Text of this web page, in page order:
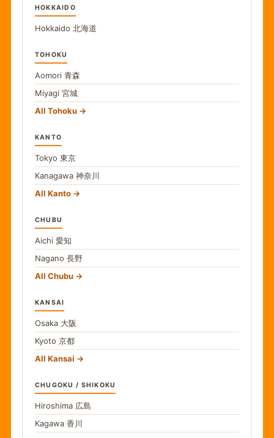
HOKKAIDO
Hokkaido 北海道
TOHOKU
Aomori 青森
Miyagi 宮城
All Tohoku
KANTO
Tokyo 東京
Kanagawa 神奈川
All Kanto
CHUBU
Aichi 愛知
Nagano 長野
All Chubu
KANSAI
Osaka 大阪
Kyoto 京都
All Kansai
CHUGOKU / SHIKOKU
Hiroshima 広島
Kagawa 香川